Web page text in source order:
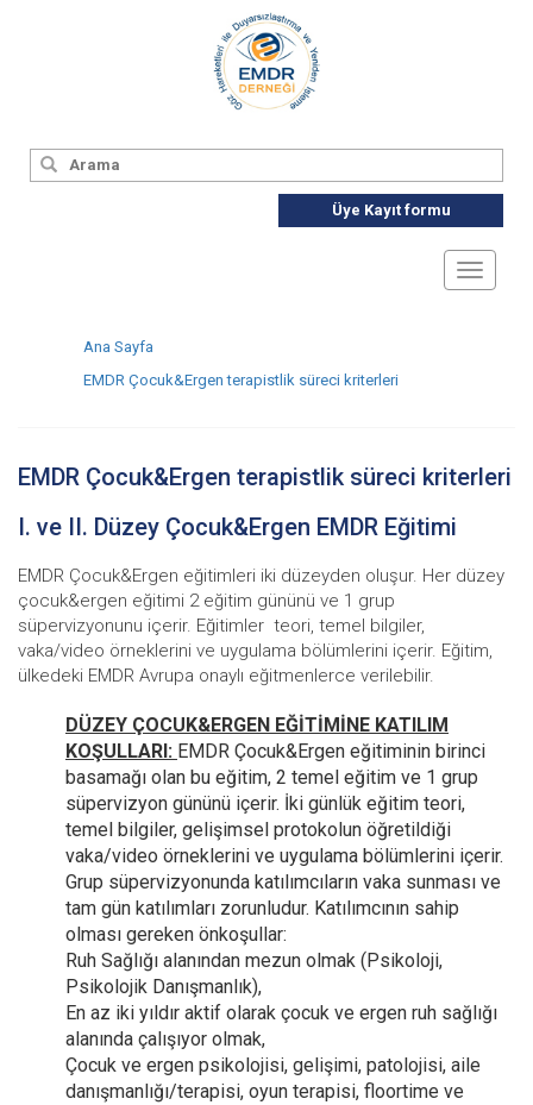
Üye Kayıt formu
Toggle
Ana Sayfa
EMDR Çocuk&Ergen terapistlik süreci kriterleri
EMDR Çocuk&Ergen terapistlik süreci kriterleri
I. ve II. Düzey Çocuk&Ergen EMDR Eğitimi
EMDR Çocuk&Ergen eğitimleri iki düzeyden oluşur. Her düzey
çocuk&ergen eğitimi 2 eğitim gününü ve 1 grup
süpervizyonunu içerir. Eğitimler teori, temel bilgiler,
vaka/video örneklerini ve uygulama bölümlerini içerir. Eğitim,
ülkedeki EMDR Avrupa onaylı eğitmenlerce verilebilir.
DÜZEY ÇOCUK&ERGEN EĞİTİMİNE KATILIM
KOŞULLARI: EMDR Çocuk&Ergen eğitiminin birinci
basamağı olan bu eğitim, 2 temel eğitim ve 1 grup
süpervizyon gününü içerir. İki günlük eğitim teori,
temel bilgiler, gelişimsel protokolun öğretildiği
vaka/video örneklerini ve uygulama bölümlerini içerir.
Grup süpervizyonunda katılımcıların vaka sunması ve
tam gün katılımları zorunludur. Katılımcının sahip
olması gereken önkoşullar:
Ruh Sağlığı alanından mezun olmak (Psikoloji,
Psikolojik Danışmanlık),
En az iki yıldır aktif olarak çocuk ve ergen ruh sağlığı
alanında çalışıyor olmak,
Çocuk ve ergen psikolojisi, gelişimi, patolojisi, aile
danışmanlığı/terapisi, oyun terapisi, floortime ve